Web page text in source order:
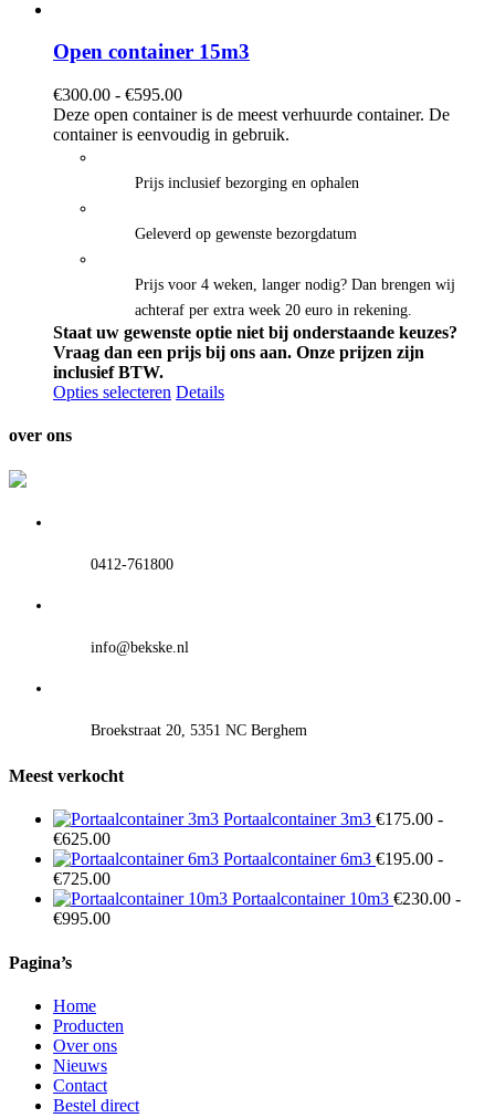
Open container 15m3
€300.00 - €595.00Prijsklasse:
€300.00
tot
Deze open container is de meest verhuurde container. De
container is eenvoudig in gebruik.
Prijs inclusief bezorging en ophalen
Geleverd op gewenste bezorgdatum
Prijs voor 4 weken, langer nodig? Dan brengen wij
achteraf per extra week 20 euro in rekening.
Staat uw gewenste optie niet bij onderstaande keuzes?
Vraag dan een prijs bij ons aan. Onze prijzen zijn
inclusief BTW.
Opties selecteren Details
over ons
0412-761800
info@bekske.nl
Broekstraat 20, 5351 NC Berghem
Meest verkocht
Portaalcontainer 3m3 €175.00 -
€625.00Prijsklasse:
€175.00
tot
€625.00
Portaalcontainer 6m3 €195.00 -
€725.00Prijsklasse:
€195.00
tot
Portaalcontainer 10m3 €230.00 -
€995.00Prijsklasse:
Pagina’s
Home
Producten
Over ons
Nieuws
Contact
Bestel direct